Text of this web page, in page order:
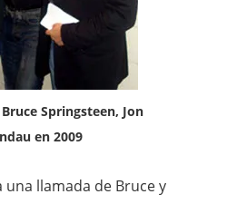
Springsteen, Jon
en 2009
una llamada de Bruce y